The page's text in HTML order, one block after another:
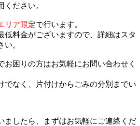
ください。
リア限定で行います。
低料金がございますので、詳細はスタ
い。
お困りの方はお気軽にお問い合わせく
でなく、片付けからごみの分別までい
ましたら、まずはお気軽にご連絡くだ